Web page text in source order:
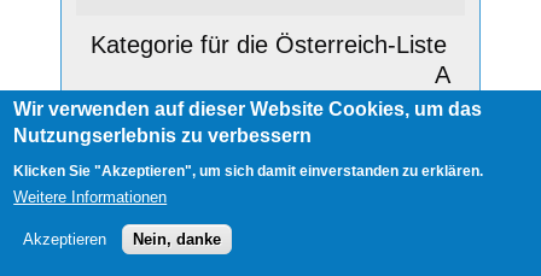
A
Beobachtungen
Wir verwenden auf dieser Website Cookies, um das
Nutzungserlebnis zu verbessern
Klicken Sie "Akzeptieren", um sich damit einverstanden zu erklären.
Weitere Informationen
Akzeptieren Nein, danke